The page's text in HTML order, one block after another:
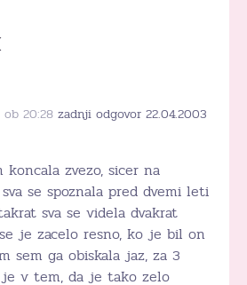
ob 20:28 zadnji odgovor 22.04.2003
zvezo, sicer na
se spoznala pred dvemi leti
sva se videla dvakrat
je zacelo resno, ko je bil on
sem ga obiskala jaz, za 3
je v tem, da je tako zelo